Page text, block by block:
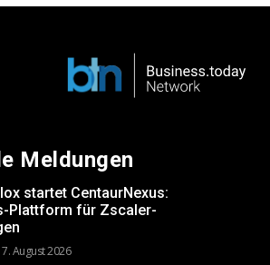
Meldungen
startet CentaurNexus:
Plattform für Zscaler-
7. August 2026